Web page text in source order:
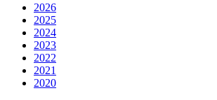
2026
2025
2024
2023
2022
2021
2020